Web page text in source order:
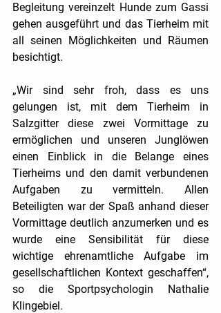
Begleitung vereinzelt Hunde zum Gassi
gehen ausgeführt und das Tierheim mit
all seinen Möglichkeiten und Räumen
besichtigt.
„Wir sind sehr froh, dass es uns
gelungen ist, mit dem Tierheim in
Salzgitter diese zwei Vormittage zu
ermöglichen und unseren Junglöwen
einen Einblick in die Belange eines
Tierheims und den damit verbundenen
Aufgaben zu vermitteln. Allen
Beteiligten war der Spaß anhand dieser
Vormittage deutlich anzumerken und es
wurde eine Sensibilität für diese
wichtige ehrenamtliche Aufgabe im
gesellschaftlichen Kontext geschaffen“,
so die Sportpsychologin Nathalie
Klingebiel.